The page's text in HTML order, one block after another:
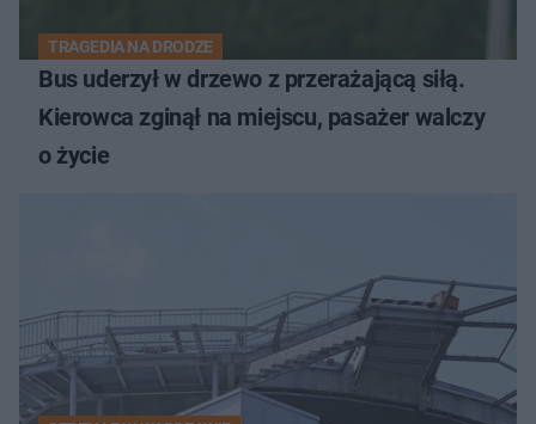
TRAGEDIA NA DRODZE
Bus uderzył w drzewo z przerażającą siłą.
Kierowca zginął na miejscu, pasażer walczy
o życie